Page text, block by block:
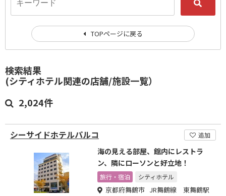
検索結果
(シティホテル関連の店舗/施設一覧）
2,024件
シーサイドホテルパルコ 追加
海の見える部屋、館内にレストラ
ン、隣にローソンと好立地！
旅行・宿泊 シティホテル
京都府舞鶴市 JR舞鶴線 東舞鶴駅
TOPページに戻る